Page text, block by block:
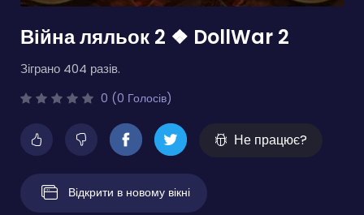
Війна ляльок 2 ❖ DollWar 2
Зіграно 404 разів.
0 (0 Голосів)
Не працює?
Відкрити в новому вікні